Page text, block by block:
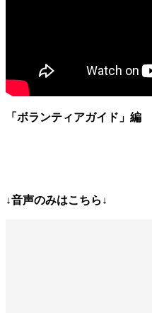
「ボランティアガイド」 編
↓音声のみはこちら↓